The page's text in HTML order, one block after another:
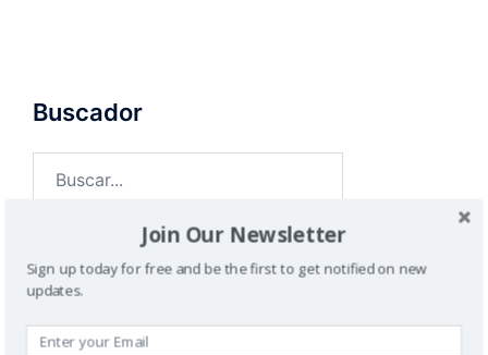
Buscador
SPONSORS
Join Our Newsletter
Sign up today for free and be the first to get notified on new
updates.